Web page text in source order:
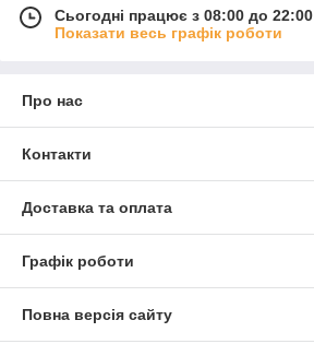
Сьогодні працює з 08:00 до 22:00
Показати весь графік роботи
Про нас
Контакти
Доставка та оплата
Графік роботи
Повна версія сайту